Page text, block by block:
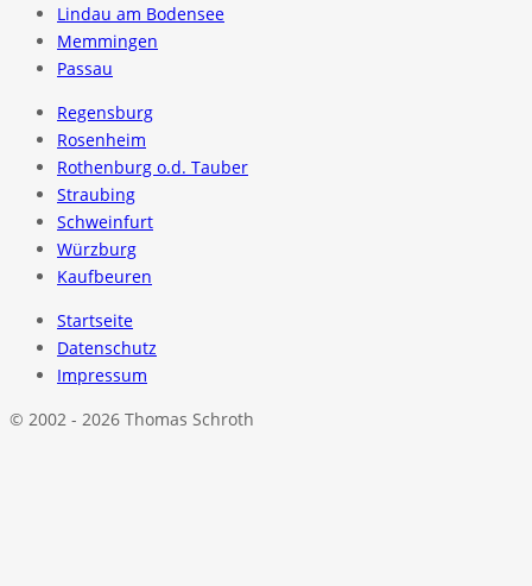
Lindau am Bodensee
Memmingen
Passau
Regensburg
Rosenheim
Rothenburg o.d. Tauber
Straubing
Schweinfurt
Würzburg
Kaufbeuren
Startseite
Datenschutz
Impressum
© 2002 - 2026 Thomas Schroth